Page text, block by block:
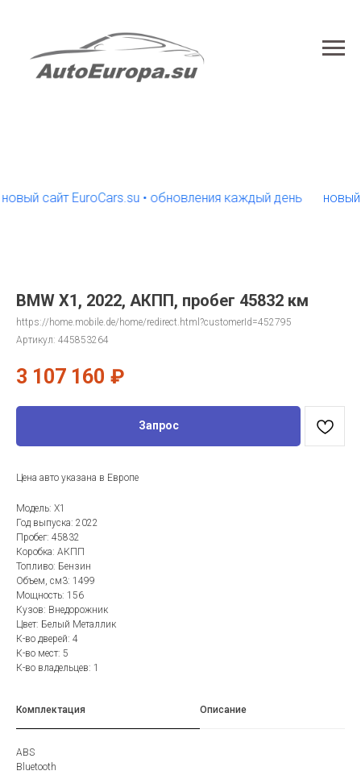
сайт EuroCars.su • обновления каждый день новый
BMW X1, 2022, АКПП, пробег 45832 км
https://home.mobile.de/home/redirect.html?customerId=452795
Артикул: 445853264
3 107 160 ₽
Запрос
Цена авто указана в Европе
Модель: X1
Год выпуска: 2022
Пробег: 45832
Коробка: АКПП
Топливо: Бензин
Объем, см3: 1499
Мощность: 156
Кузов: Внедорожник
Цвет: Белый Металлик
К-во дверей: 4
К-во мест: 5
К-во владельцев: 1
Комплектация Описание
ABS
Bluetooth